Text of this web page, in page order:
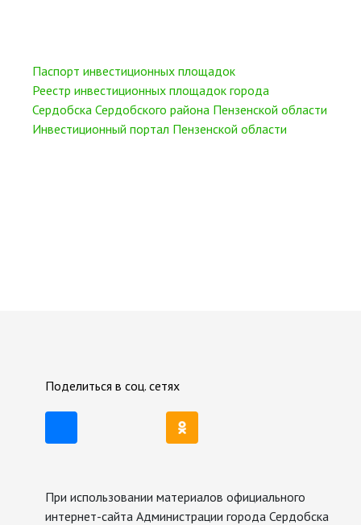
Паспорт инвестиционных площадок
Реестр инвестиционных площадок города
Сердобска Сердобского района Пензенской области
Инвестиционный портал Пензенской области
Поделиться в соц. сетях
При использовании материалов официального
интернет-сайта Администрации города Сердобска